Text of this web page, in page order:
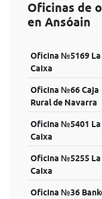
Oficinas de
en Ansóain
Oficina №5169 La
Caixa
Oficina №66 Caja
Rural de Navarra
Oficina №5401 La
Caixa
Oficina №5255 La
Caixa
Oficina №36